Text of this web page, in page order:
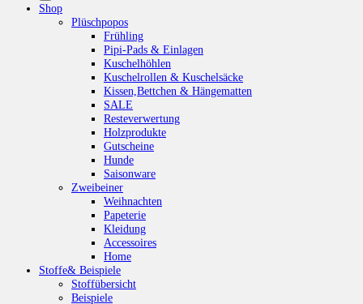
Shop
Plüschpopos
Frühling
Pipi-Pads & Einlagen
Kuschelhöhlen
Kuschelrollen & Kuschelsäcke
Kissen,Bettchen & Hängematten
SALE
Resteverwertung
Holzprodukte
Gutscheine
Hunde
Saisonware
Zweibeiner
Weihnachten
Papeterie
Kleidung
Accessoires
Home
Stoffe& Beispiele
Stoffübersicht
Beispiele